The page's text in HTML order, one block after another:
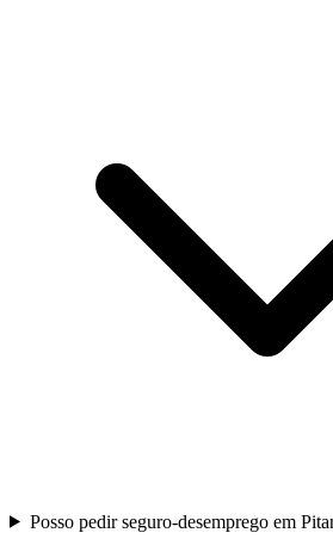
Posso pedir seguro-desemprego em